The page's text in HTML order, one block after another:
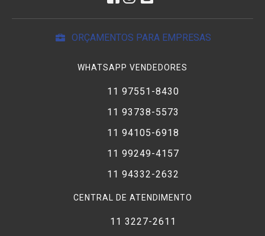
ORÇAMENTOS PARA EMPRESAS
WHATSAPP VENDEDORES
11 97551-8430
11 93738-5573
11 94105-6918
11 99249-4157
11 94332-2632
CENTRAL DE ATENDIMENTO
11 3227-2611